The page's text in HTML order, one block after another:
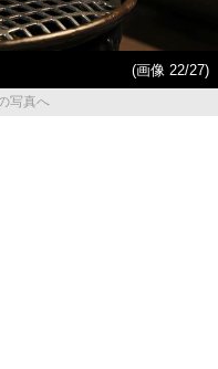
(画像 22/27)
写真へ